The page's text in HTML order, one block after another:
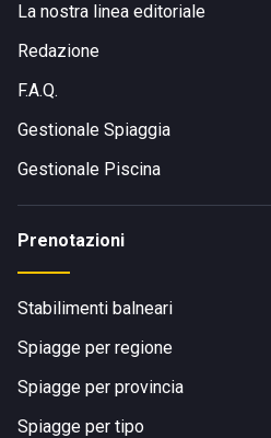
La nostra linea editoriale
Redazione
F.A.Q.
Gestionale Spiaggia
Gestionale Piscina
Prenotazioni
Stabilimenti balneari
Spiagge per regione
Spiagge per provincia
Spiagge per tipo